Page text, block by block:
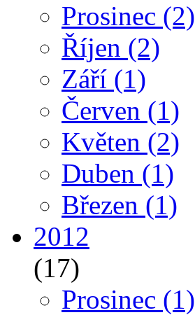
Prosinec (2)
Říjen (2)
Září (1)
Červen (1)
Květen (2)
Duben (1)
Březen (1)
2012
(17)
Prosinec (1)